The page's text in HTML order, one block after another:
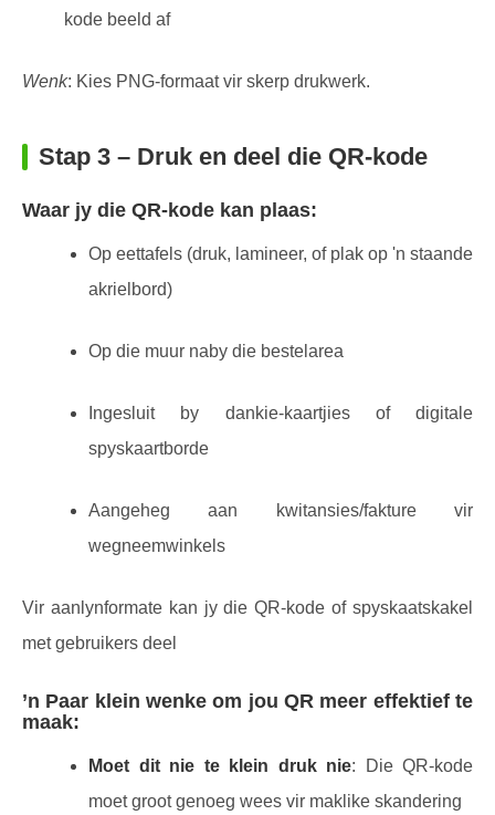
kode beeld af
Wenk: Kies PNG-formaat vir skerp drukwerk.
Stap 3 – Druk en deel die QR-kode
Waar jy die QR-kode kan plaas:
Op eettafels (druk, lamineer, of plak op 'n staande
akrielbord)
Op die muur naby die bestelarea
Ingesluit by dankie-kaartjies of digitale
spyskaartborde
Aangeheg aan kwitansies/fakture vir
wegneemwinkels
Vir aanlynformate kan jy die QR-kode of spyskaatskakel
met gebruikers deel
’n Paar klein wenke om jou QR meer effektief te
maak:
Moet dit nie te klein druk nie: Die QR-kode
moet groot genoeg wees vir maklike skandering